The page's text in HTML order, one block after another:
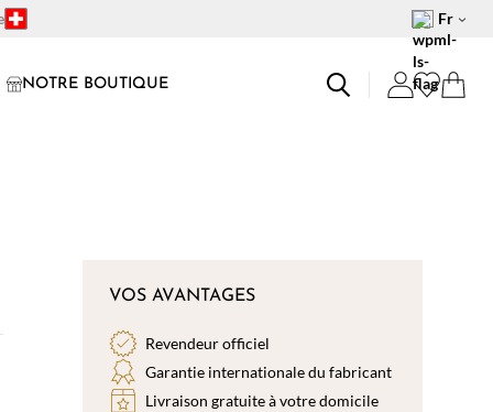
Fr
NOTRE BOUTIQUE
VOS AVANTAGES
Revendeur officiel
Garantie internationale du fabricant
Livraison gratuite à votre domicile